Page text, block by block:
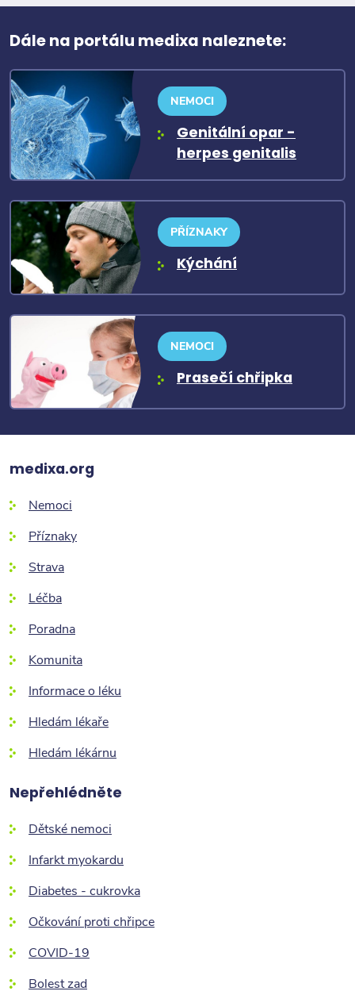
Dále na portálu medixa naleznete:
NEMOCI
Genitální opar -
herpes genitalis
PŘÍZNAKY
Kýchání
NEMOCI
Prasečí chřipka
medixa.org
Nemoci
Příznaky
Strava
Léčba
Poradna
Komunita
Informace o léku
Hledám lékaře
Hledám lékárnu
Nepřehlédněte
Dětské nemoci
Infarkt myokardu
Diabetes - cukrovka
Očkování proti chřipce
COVID-19
Bolest zad